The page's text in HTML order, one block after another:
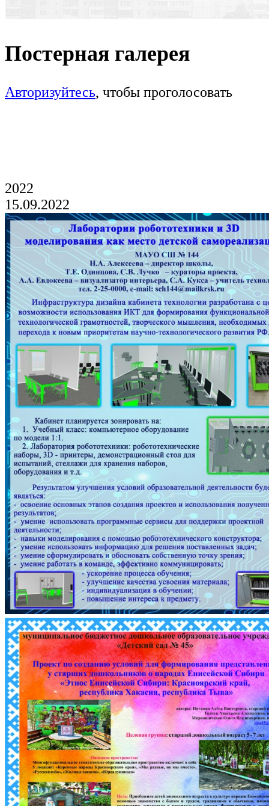
Постерная галерея
Авторизуйтесь, чтобы проголосовать
2022
15.09.2022